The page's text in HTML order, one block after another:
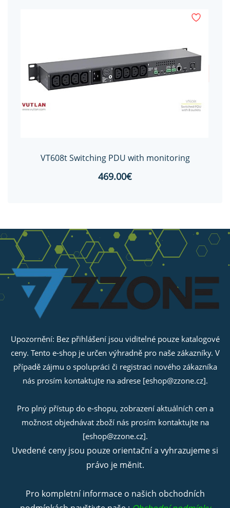
VT608t Switching PDU with monitoring
469.00€
Upozornění: Bez přihlášení jsou viditelné pouze katalogové
ceny. Tento e-shop je určen výhradně pro naše zákazníky. V
případě zájmu o spolupráci či registraci nového zákazníka
nás prosím kontaktujte na adrese [eshop@zzone.cz].
Pro plný přístup do e-shopu, zobrazení aktuálních cen a
možnost objednávat zboží nás prosím kontaktujte na
[eshop@zzone.cz].
Uvedené ceny jsou pouze orientační a vyhrazujeme si
právo je měnit.
Pro kompletní informace o našich obchodních